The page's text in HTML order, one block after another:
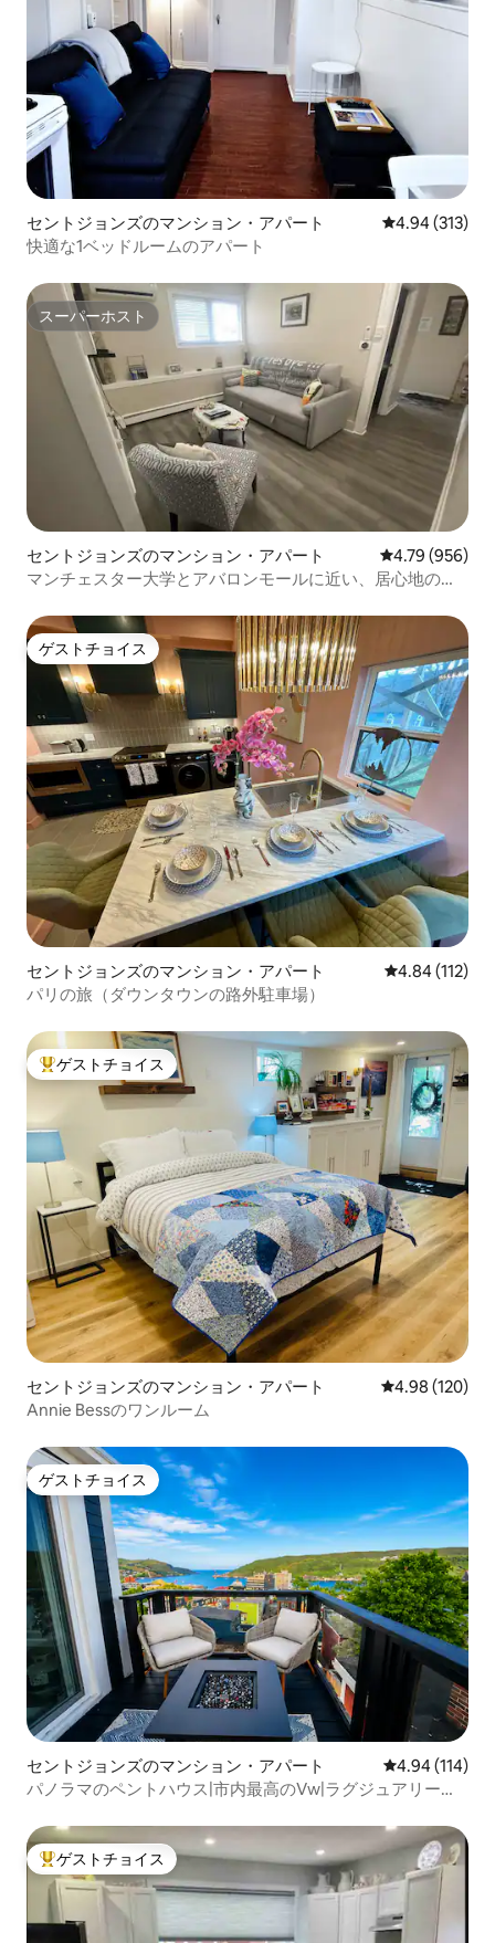
セントジョンズのマンション・アパート レビュー313
4.94 (313)
快適な1ベッドルームのアパート
スーパーホスト
スーパーホスト
セントジョンズのマンション・アパート レビュー956
4.79 (956)
マンチェスター大学とアバロンモールに近い、居心地の良
ゲストチョイス
ゲストチョイス
セントジョンズのマンション・アパート レビュー112
4.84 (112)
パリの旅（ダウンタウンの路外駐車場）
大好評のゲストチョイスです。
ゲストチョイス
セントジョンズのマンション・アパート レビュー120
4.98 (120)
Annie Bessのワンルーム
ゲストチョイス
ゲストチョイス
セントジョンズのマンション・アパート レビュー114
4.94 (114)
パノラマのペントハウス|市内最高のVw|ラグジュアリーキ
大好評のゲストチョイスです。
ゲストチョイス